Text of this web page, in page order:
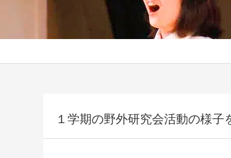
１学期の野外研究会活動の様子